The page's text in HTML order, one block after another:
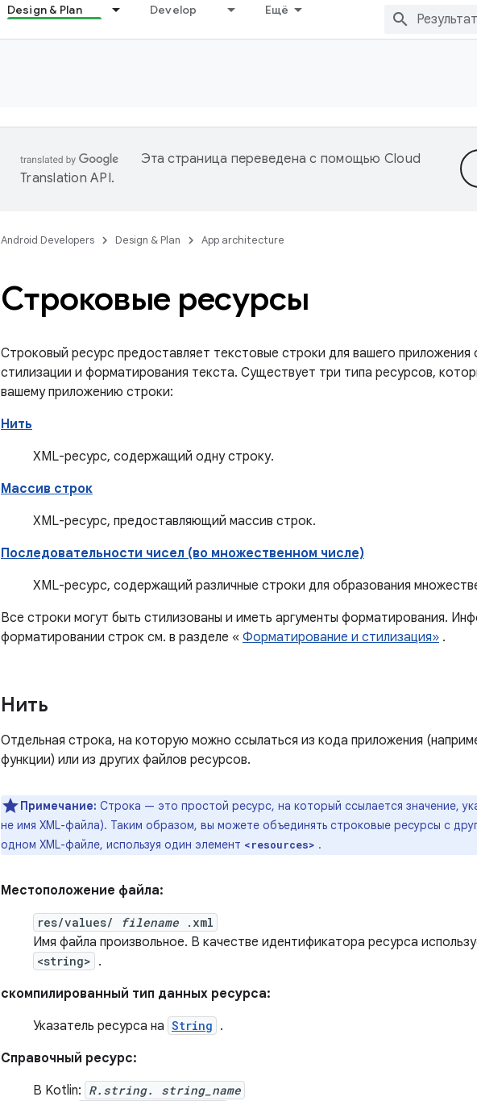
Design & Plan Develop Ещё
Эта страница переведена с помощью Cloud
Translation API.
Android Developers Design & Plan App architecture
Строковые ресурсы
Строковый ресурс предоставляет текстовые строки для вашего
стилизации и форматирования текста. Существует три типа ресурсов,
вашему приложению строки:
Нить
XML-ресурс, содержащий одну строку.
Массив строк
XML-ресурс, предоставляющий массив строк.
Последовательности чисел (во множественном числе)
XML-ресурс, содержащий различные строки для образования
Все строки могут быть стилизованы и иметь аргументы форматирования.
форматировании строк см. в разделе « Форматирование и стилизация» .
Нить
Отдельная строка, на которую можно ссылаться из кода приложения
функции) или из других файлов ресурсов.
Примечание: Строка — это простой ресурс, на который ссылается значение,
не имя XML-файла). Таким образом, вы можете объединять строковые ресурсы с
одном XML-файле, используя один элемент <resources> .
Местоположение файла:
res/values/ filename .xml
Имя файла произвольное. В качестве идентификатора ресурса
<string> .
скомпилированный тип данных ресурса:
Указатель ресурса на String .
Справочный ресурс:
В Kotlin: R.string. string_name